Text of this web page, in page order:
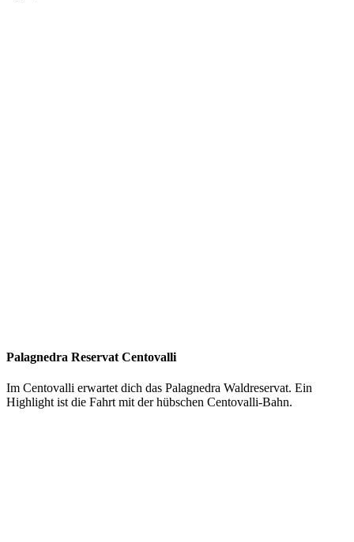
Palagnedra Reservat Centovalli
Im Centovalli erwartet dich das Palagnedra Waldreservat. Ein
Highlight ist die Fahrt mit der hübschen Centovalli-Bahn.